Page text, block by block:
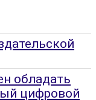
обладать
цифровой